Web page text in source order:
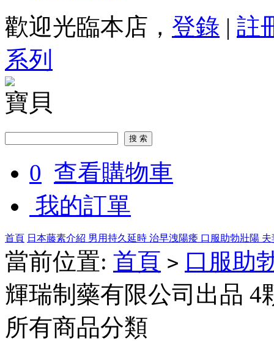
歡迎光臨本店， 登錄 | 註
系列
寶貝
0 查看購物車
我的訂單
首頁 日本藤素介紹 男用持久延時 治早洩陽痿 口服助勃壯陽
當前位置: 首頁 > 口服助
輝瑞制藥有限公司出品 4
所有商品分類